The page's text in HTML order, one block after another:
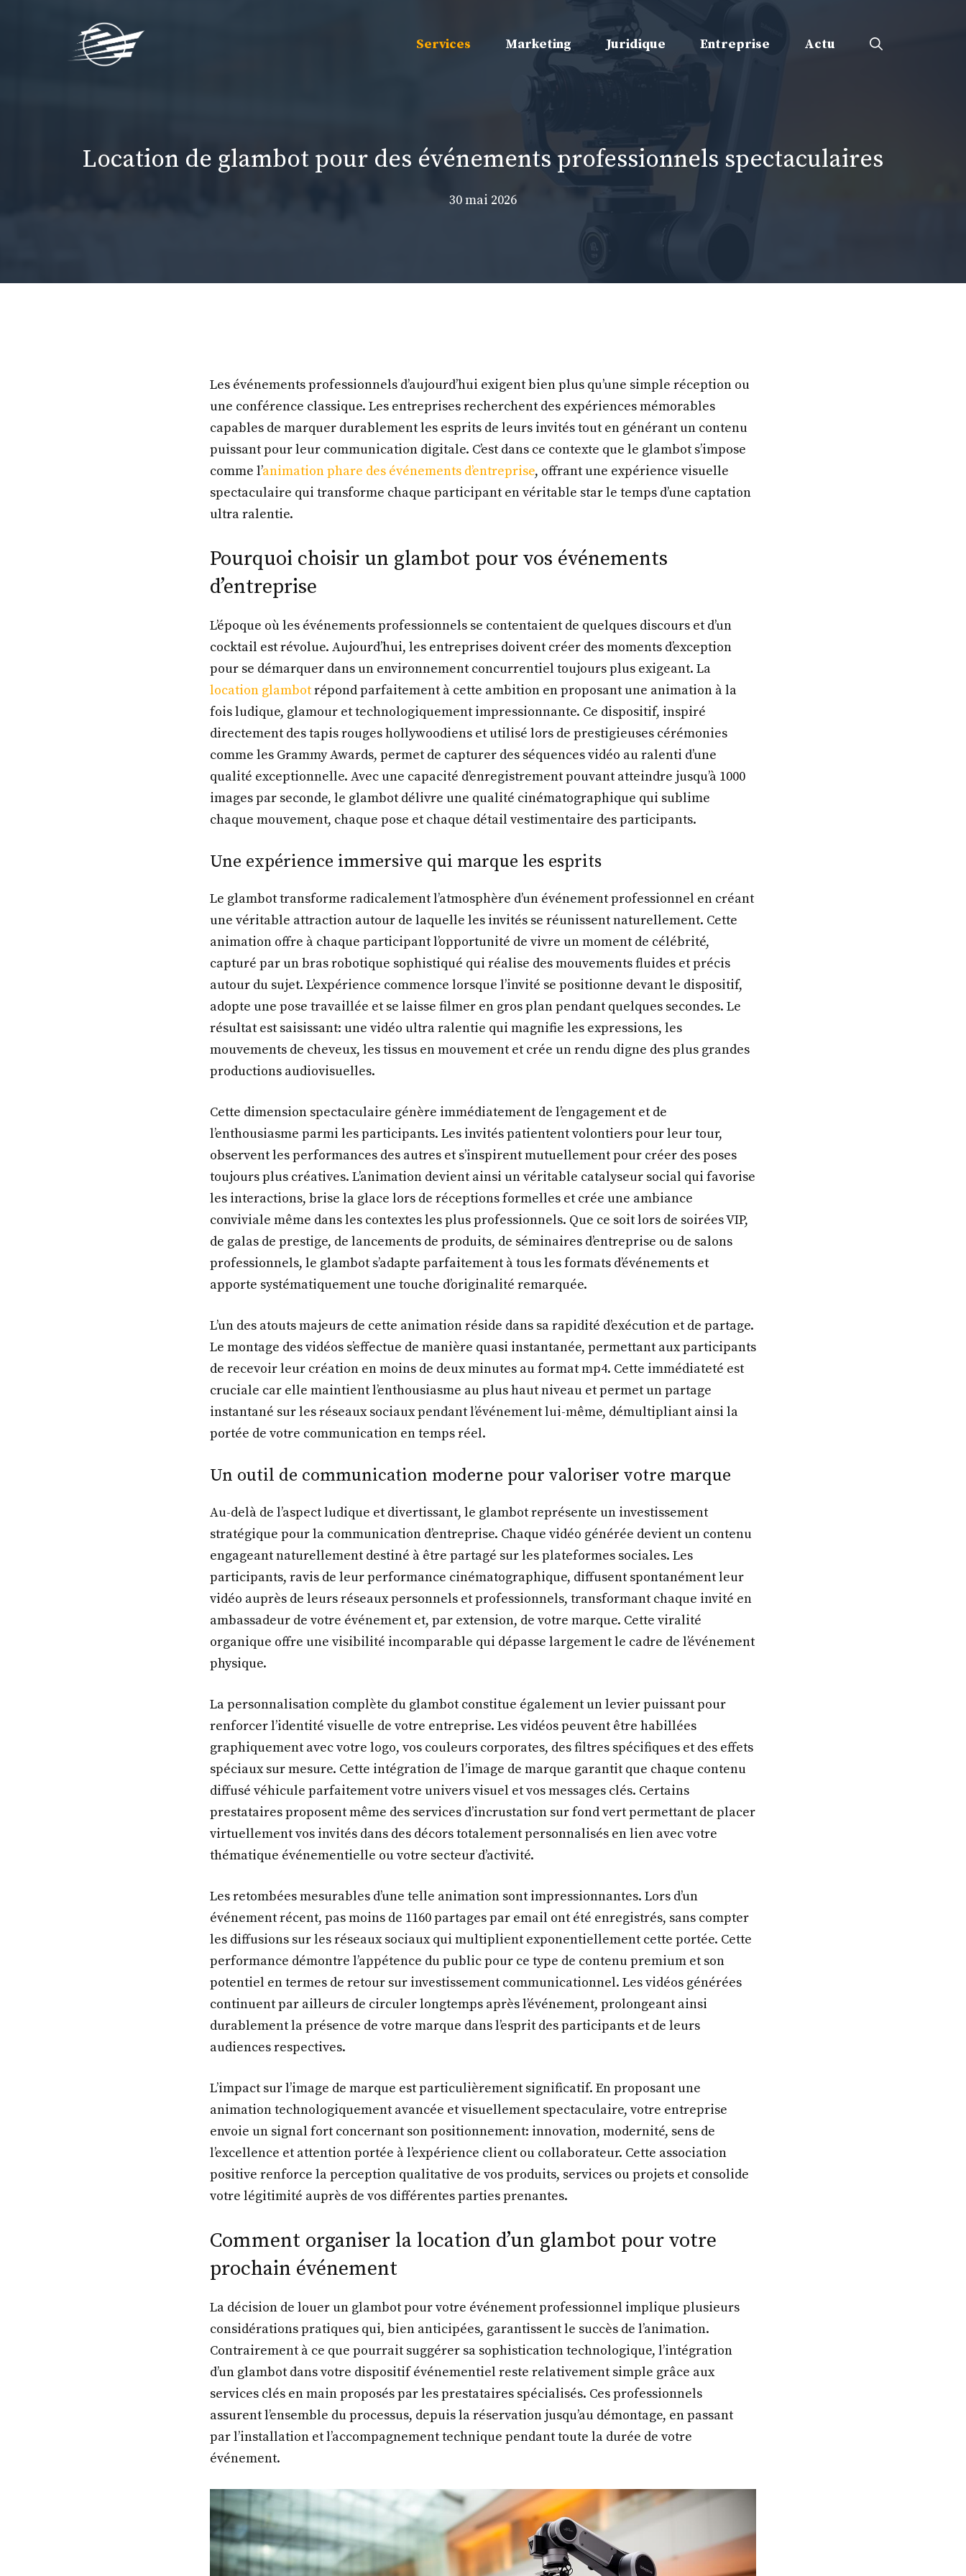
Services Marketing Juridique Entreprise Actu
Location de glambot pour des événements professionnels spectaculaires
30 mai 2026
Les événements professionnels d’aujourd’hui exigent bien plus qu’une simple réception ou
une conférence classique. Les entreprises recherchent des expériences mémorables
capables de marquer durablement les esprits de leurs invités tout en générant un contenu
puissant pour leur communication digitale. C’est dans ce contexte que le glambot s’impose
comme l’animation phare des événements d’entreprise, offrant une expérience visuelle
spectaculaire qui transforme chaque participant en véritable star le temps d’une captation
ultra ralentie.
Pourquoi choisir un glambot pour vos événements
d’entreprise
L’époque où les événements professionnels se contentaient de quelques discours et d’un
cocktail est révolue. Aujourd’hui, les entreprises doivent créer des moments d’exception
pour se démarquer dans un environnement concurrentiel toujours plus exigeant. La
location glambotrépond parfaitement à cette ambition en proposant une animation à la
fois ludique, glamour et technologiquement impressionnante. Ce dispositif, inspiré
directement des tapis rouges hollywoodiens et utilisé lors de prestigieuses cérémonies
comme les Grammy Awards, permet de capturer des séquences vidéo au ralenti d’une
qualité exceptionnelle. Avec une capacité d’enregistrement pouvant atteindre jusqu’à 1000
images par seconde, le glambot délivre une qualité cinématographique qui sublime
chaque mouvement, chaque pose et chaque détail vestimentaire des participants.
Une expérience immersive qui marque les esprits
Le glambot transforme radicalement l’atmosphère d’un événement professionnel en créant
une véritable attraction autour de laquelle les invités se réunissent naturellement. Cette
animation offre à chaque participant l’opportunité de vivre un moment de célébrité,
capturé par un bras robotique sophistiqué qui réalise des mouvements fluides et précis
autour du sujet. L’expérience commence lorsque l’invité se positionne devant le dispositif,
adopte une pose travaillée et se laisse filmer en gros plan pendant quelques secondes. Le
résultat est saisissant: une vidéo ultra ralentie qui magnifie les expressions, les
mouvements de cheveux, les tissus en mouvement et crée un rendu digne des plus grandes
productions audiovisuelles.
Cette dimension spectaculaire génère immédiatement de l’engagement et de
l’enthousiasme parmi les participants. Les invités patientent volontiers pour leur tour,
observent les performances des autres et s’inspirent mutuellement pour créer des poses
toujours plus créatives. L’animation devient ainsi un véritable catalyseur social qui favorise
les interactions, brise la glace lors de réceptions formelles et crée une ambiance
conviviale même dans les contextes les plus professionnels. Que ce soit lors de soirées VIP,
de galas de prestige, de lancements de produits, de séminaires d’entreprise ou de salons
professionnels, le glambot s’adapte parfaitement à tous les formats d’événements et
apporte systématiquement une touche d’originalité remarquée.
L’un des atouts majeurs de cette animation réside dans sa rapidité d’exécution et de partage.
Le montage des vidéos s’effectue de manière quasi instantanée, permettant aux participants
de recevoir leur création en moins de deux minutes au format mp4. Cette immédiateté est
cruciale car elle maintient l’enthousiasme au plus haut niveau et permet un partage
instantané sur les réseaux sociaux pendant l’événement lui-même, démultipliant ainsi la
portée de votre communication en temps réel.
Un outil de communication moderne pour valoriser votre marque
Au-delà de l’aspect ludique et divertissant, le glambot représente un investissement
stratégique pour la communication d’entreprise. Chaque vidéo générée devient un contenu
engageant naturellement destiné à être partagé sur les plateformes sociales. Les
participants, ravis de leur performance cinématographique, diffusent spontanément leur
vidéo auprès de leurs réseaux personnels et professionnels, transformant chaque invité en
ambassadeur de votre événement et, par extension, de votre marque. Cette viralité
organique offre une visibilité incomparable qui dépasse largement le cadre de l’événement
physique.
La personnalisation complète du glambot constitue également un levier puissant pour
renforcer l’identité visuelle de votre entreprise. Les vidéos peuvent être habillées
graphiquement avec votre logo, vos couleurs corporates, des filtres spécifiques et des effets
spéciaux sur mesure. Cette intégration de l’image de marque garantit que chaque contenu
diffusé véhicule parfaitement votre univers visuel et vos messages clés. Certains
prestataires proposent même des services d’incrustation sur fond vert permettant de placer
virtuellement vos invités dans des décors totalement personnalisés en lien avec votre
thématique événementielle ou votre secteur d’activité.
Les retombées mesurables d’une telle animation sont impressionnantes. Lors d’un
événement récent, pas moins de 1160 partages par email ont été enregistrés, sans compter
les diffusions sur les réseaux sociaux qui multiplient exponentiellement cette portée. Cette
performance démontre l’appétence du public pour ce type de contenu premium et son
potentiel en termes de retour sur investissement communicationnel. Les vidéos générées
continuent par ailleurs de circuler longtemps après l’événement, prolongeant ainsi
durablement la présence de votre marque dans l’esprit des participants et de leurs
audiences respectives.
L’impact sur l’image de marque est particulièrement significatif. En proposant une
animation technologiquement avancée et visuellement spectaculaire, votre entreprise
envoie un signal fort concernant son positionnement: innovation, modernité, sens de
l’excellence et attention portée à l’expérience client ou collaborateur. Cette association
positive renforce la perception qualitative de vos produits, services ou projets et consolide
votre légitimité auprès de vos différentes parties prenantes.
Comment organiser la location d’un glambot pour votre
prochain événement
La décision de louer un glambot pour votre événement professionnel implique plusieurs
considérations pratiques qui, bien anticipées, garantissent le succès de l’animation.
Contrairement à ce que pourrait suggérer sa sophistication technologique, l’intégration
d’un glambot dans votre dispositif événementiel reste relativement simple grâce aux
services clés en main proposés par les prestataires spécialisés. Ces professionnels
assurent l’ensemble du processus, depuis la réservation jusqu’au démontage, en passant
par l’installation et l’accompagnement technique pendant toute la durée de votre
événement.